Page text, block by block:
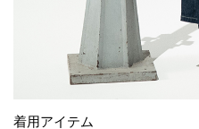
着用アイテム